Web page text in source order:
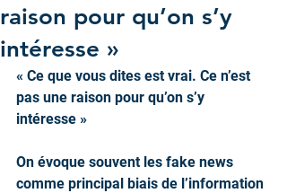
raison pour qu’on s’y
intéresse »
« Ce que vous dites est vrai. Ce n’est
pas une raison pour qu’on s’y
intéresse »
On évoque souvent les fake news
comme principal biais de l’information